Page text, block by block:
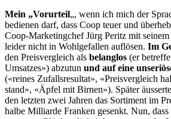
Mein „Vorurteil„, wenn ich mich der
bedienen darf, dass Coop teuer und
Coop-Marketingchef Jürg Peritz mit
leider nicht in Wohlgefallen auflösen. Im
den Preisvergleich als belanglos (er
Umsatzes») abzutun und auf eine
(«reines Zufallsresultat», «Preisvergleich
stand», «Äpfel mit Birnen»). Später
den letzten zwei Jahren das Sortiment im
halbe Milliarde Franken gesenkt. Nun,